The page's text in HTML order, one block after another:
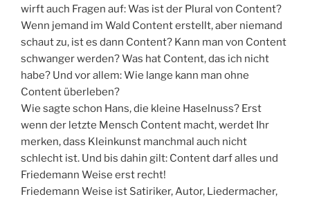
wirft auch Fragen auf: Was ist der Plural von Content?
Wenn jemand im Wald Content erstellt, aber niemand
schaut zu, ist es dann Content? Kann man von Content
schwanger werden? Was hat Content, das ich nicht
habe? Und vor allem: Wie lange kann man ohne
Content überleben?
Wie sagte schon Hans, die kleine Haselnuss? Erst
wenn der letzte Mensch Content macht, werdet Ihr
merken, dass Kleinkunst manchmal auch nicht
schlecht ist. Und bis dahin gilt: Content darf alles und
Friedemann Weise erst recht!
Friedemann Weise ist Satiriker, Autor, Liedermacher,